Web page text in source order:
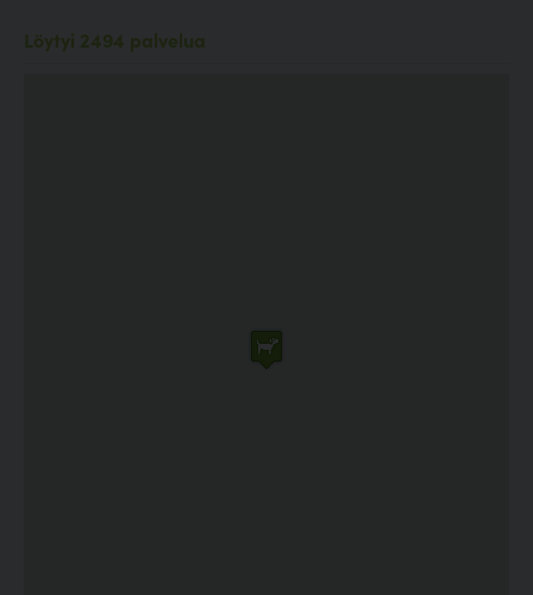
Löytyi 2494 palvelua